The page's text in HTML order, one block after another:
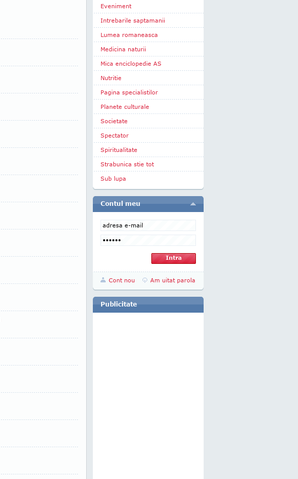
Eveniment
Intrebarile saptamanii
Lumea romaneasca
Medicina naturii
Mica enciclopedie AS
Nutritie
Pagina specialistilor
Planete culturale
Societate
Spectator
Spiritualitate
Strabunica stie tot
Sub lupa
Contul meu
Cont nou Am uitat parola
Publicitate